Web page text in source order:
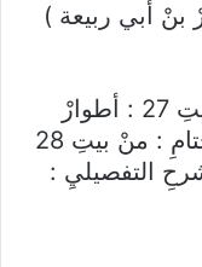
بنْ أبي ربيعة )
سياقَ التحولِ : منْ بيتِ 6 إلى بيتِ 27 : أطوارْ
المغامرةِ ومرحلةِ التأزمِ وضعَ الختامِ : منْ بيتِ 28